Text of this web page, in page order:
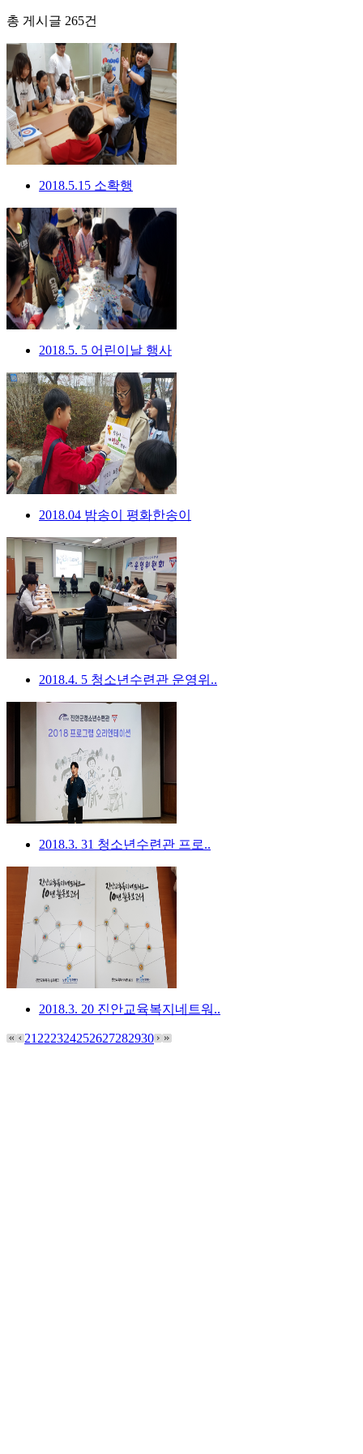
총 게시글 265건
2018.5.15 소확행
2018.5. 5 어린이날 행사
2018.04 밤송이 평화한송이
2018.4. 5 청소년수련관 운영위..
2018.3. 31 청소년수련관 프로..
2018.3. 20 진안교육복지네트워..
21 222324252627282930